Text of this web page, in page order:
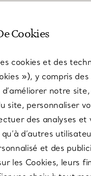
Cookies
cookies et des
»), y compris
notre
site, personnaliser
des analyses et
d’autres
et des
les Cookies, leurs